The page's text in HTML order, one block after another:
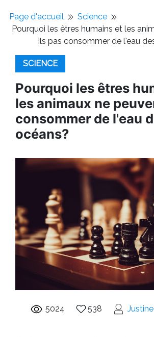
Page d'accueil
Science
Pourquoi les êtres humains et les
ils pas consommer de l'eau
SCIENCE
Pourquoi les êtres
les animaux ne
consommer de l'eau
océans?
5024 538